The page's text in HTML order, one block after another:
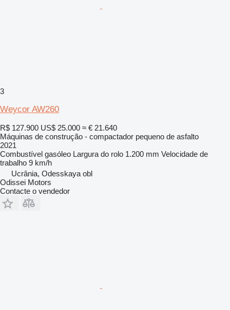
3
Weycor AW260
R$ 127.900 US$ 25.000 ≈ € 21.640
Máquinas de construção - compactador pequeno de asfalto
2021
Combustível gasóleo Largura do rolo 1.200 mm Velocidade de
trabalho 9 km/h
Ucrânia, Odesskaya obl
Odissei Motors
Contacte o vendedor